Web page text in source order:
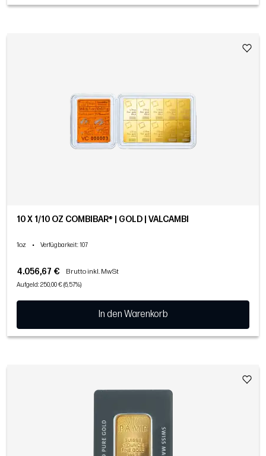
10 X 1/10 OZ COMBIBAR® | GOLD | VALCAMBI
1oz • Verfügbarkeit: 107
4.056,67 € Brutto inkl. MwSt
Aufgeld: 250,00 € (6,57%)
In den Warenkorb